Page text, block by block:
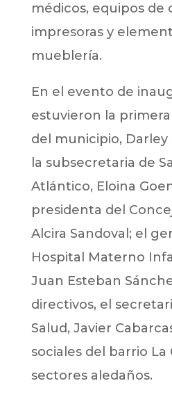
médicos, equipos de
impresoras y
mueblería.
En el evento de
estuvieron la
del municipio, Darley
la subsecretaria de
Atlántico, Eloina
presidenta del
Alcira Sandoval; el
Hospital Materno
Juan Esteban
directivos, el
Salud, Javier
sociales del barrio La
sectores aledaños.